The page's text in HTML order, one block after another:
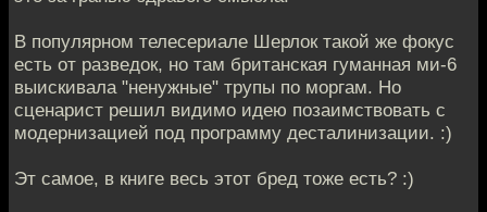
В популярном телесериале Шерлок такой же фокус
есть от разведок, но там британская гуманная ми-6
выискивала "ненужные" трупы по моргам. Но
сценарист решил видимо идею позаимствовать с
модернизацией под программу десталинизации. :)
Эт самое, в книге весь этот бред тоже есть? :)